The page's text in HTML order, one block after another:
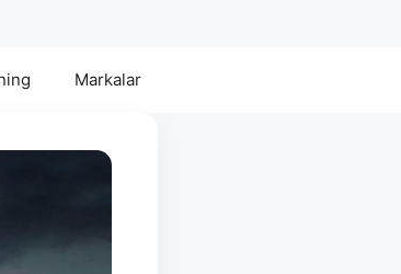
Markalar